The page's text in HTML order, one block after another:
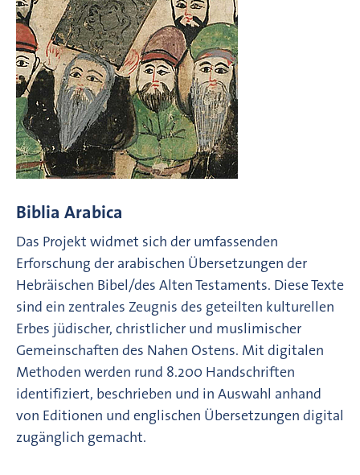
Biblia Arabica
Das Projekt widmet sich der umfassenden
Erforschung der arabischen Übersetzungen der
Hebräischen Bibel/des Alten Testaments. Diese Texte
sind ein zentrales Zeugnis des geteilten kulturellen
Erbes jüdischer, christlicher und muslimischer
Gemeinschaften des Nahen Ostens. Mit digitalen
Methoden werden rund 8.200 Handschriften
identifiziert, beschrieben und in Auswahl anhand
von Editionen und englischen Übersetzungen digital
zugänglich gemacht.